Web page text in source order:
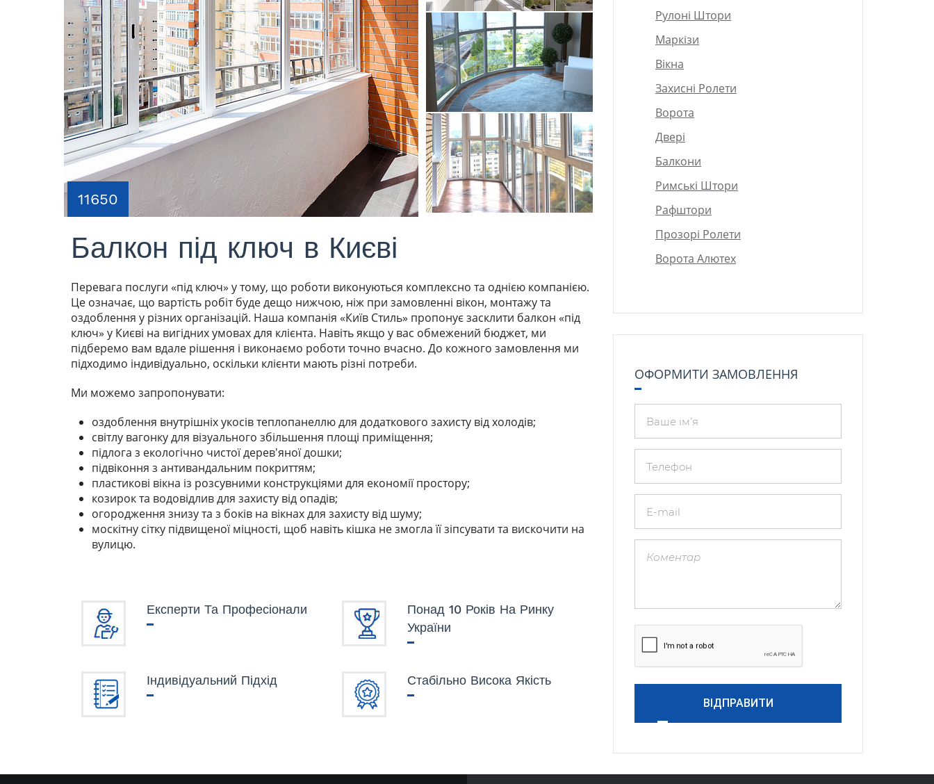
11650
Балкон під ключ в Києві
Перевага послуги «під ключ» у тому, що роботи виконуються комплексно та однією компанією.
Це означає, що вартість робіт буде дещо нижчою, ніж при замовленні вікон, монтажу та
оздоблення у різних організацій. Наша компанія «Київ Стиль» пропонує засклити балкон «під
ключ» у Києві на вигідних умовах для клієнта. Навіть якщо у вас обмежений бюджет, ми
підберемо вам вдале рішення і виконаємо роботи точно вчасно. До кожного замовлення ми
підходимо індивідуально, оскільки клієнти мають різні потреби.
Ми можемо запропонувати:
оздоблення внутрішніх укосів теплопанеллю для додаткового захисту від холодів;
світлу вагонку для візуального збільшення площі приміщення;
підлога з екологічно чистої дерев'яної дошки;
підвіконня з антивандальним покриттям;
пластикові вікна із розсувними конструкціями для економії простору;
козирок та водовідлив для захисту від опадів;
огородження знизу та з боків на вікнах для захисту від шуму;
москітну сітку підвищеної міцності, щоб навіть кішка не змогла її зіпсувати та вискочити на
вулицю.
Експерти Та Професіонали
Понад 10 Років На Ринку
України
Індивідуальний Підхід Стабільно Висока Якість
Рулоні Штори
Маркізи
Вікна
Захисні Ролети
Ворота
Двері
Балкони
Римські Штори
Рафштори
Прозорі Ролети
Ворота Алютех
ОФОРМИТИ ЗАМОВЛЕННЯ
ВІДПРАВИТИ